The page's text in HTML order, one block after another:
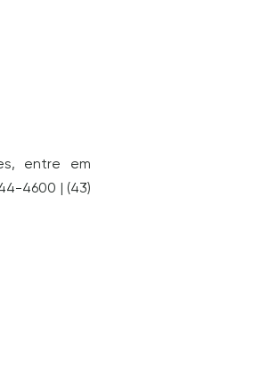
entre em
4600 | (43)